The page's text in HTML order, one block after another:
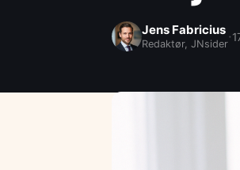
Jens Fabricius
Redaktør, JNsider·